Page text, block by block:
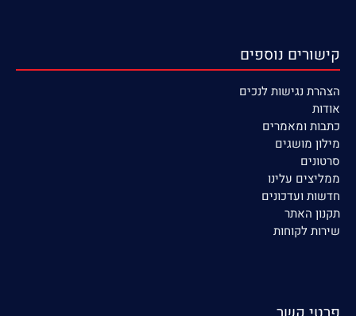
קישורים נוספים
הצהרת נגישות לנכים
אודות
כתבות ומאמרים
מילון מושגים
סרטונים
ממליצים עלינו
חדשות ועדכונים
תקנון האתר
שירות לקוחות